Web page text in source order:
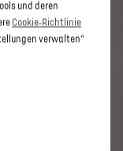
und deren
Cookie‑Richtlinie
verwalten“